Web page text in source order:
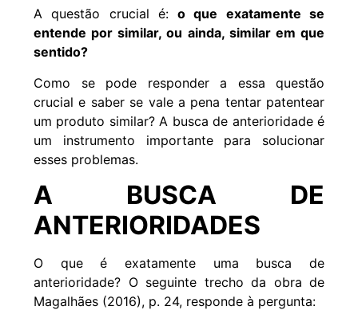
A questão crucial é:o que exatamente se
entende por similar, ou ainda, similar em que
sentido?
Como se pode responder a essa questão
crucial e saber se vale a pena tentar patentear
um produto similar? A busca de anterioridade é
um instrumento importante para solucionar
esses problemas.
A BUSCA DE
ANTERIORIDADES
O que é exatamente uma busca de
anterioridade? O seguinte trecho da obra de
Magalhães (2016), p. 24, responde à pergunta: